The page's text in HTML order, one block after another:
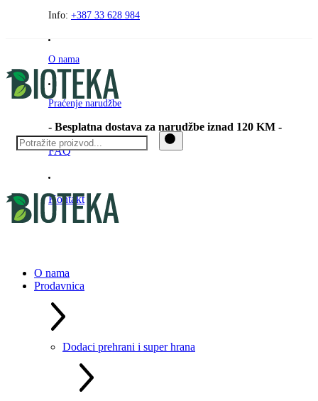
PreskočiteInfo: +387 33 628 984
O nama
Praćenje narudžbe
- Besplatna dostava za narudžbe iznad 120 KM -
FAQ
Kontakt
O nama
Prodavnica
Dodaci prehrani i super hrana